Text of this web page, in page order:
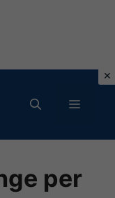
MENU
per